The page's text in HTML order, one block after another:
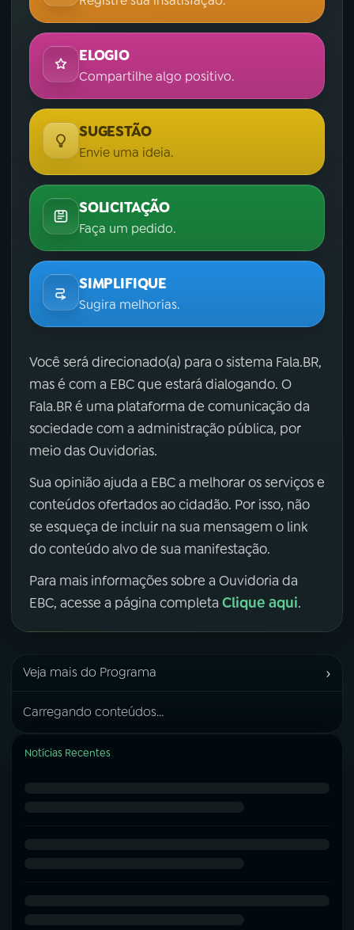
ELOGIO
Compartilhe algo positivo.
SUGESTÃO
Envie uma ideia.
SOLICITAÇÃO
Faça um pedido.
SIMPLIFIQUE
Sugira melhorias.
Você será direcionado(a) para o sistema Fala.BR,
mas é com a EBC que estará dialogando. O
Fala.BR é uma plataforma de comunicação da
sociedade com a administração pública, por
meio das Ouvidorias.
Sua opinião ajuda a EBC a melhorar os serviços e
conteúdos ofertados ao cidadão. Por isso, não
se esqueça de incluir na sua mensagem o link
do conteúdo alvo de sua manifestação.
Para mais informações sobre a Ouvidoria da
EBC, acesse a página completa Clique aqui.
Veja mais do Programa ›
Carregando conteúdos...
Notícias Recentes